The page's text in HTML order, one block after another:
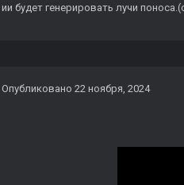
ии будет генерировать лучи
Опубликовано 22 ноября, 2024